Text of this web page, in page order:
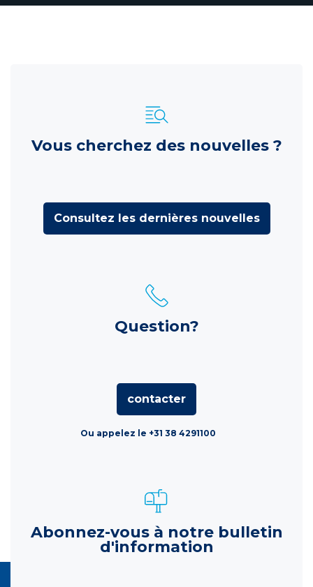
Vous cherchez des nouvelles ?
Consultez les dernières nouvelles
Question?
contacter
Ou appelez le +31 38 4291100
Abonnez-vous à notre bulletin
d'information